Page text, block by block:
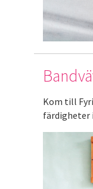
Kom till
färdigheter